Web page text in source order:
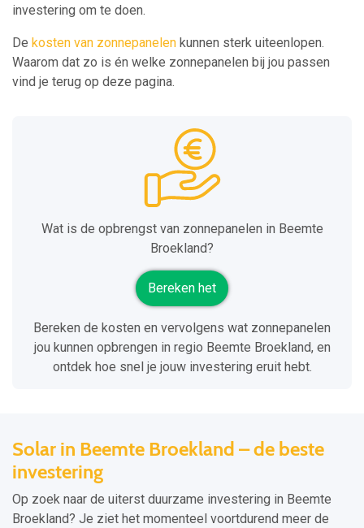
investering om te doen.
De kosten van zonnepanelen kunnen sterk uiteenlopen.
Waarom dat zo is én welke zonnepanelen bij jou passen
vind je terug op deze pagina.
Wat is de opbrengst van zonnepanelen in Beemte
Broekland?
Bereken het
Bereken de kosten en vervolgens wat zonnepanelen
jou kunnen opbrengen in regio Beemte Broekland, en
ontdek hoe snel je jouw investering eruit hebt.
Solar in Beemte Broekland – de beste
investering
Op zoek naar de uiterst duurzame investering in Beemte
Broekland? Je ziet het momenteel voortdurend meer de